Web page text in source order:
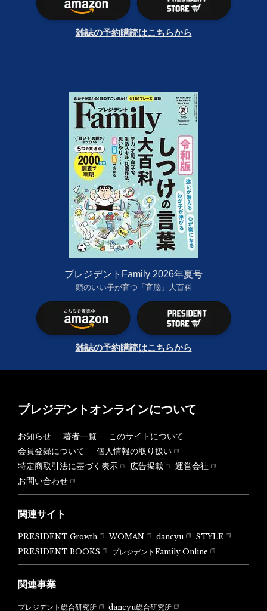
雑誌の予約購読はこちらから
プレジデントFamily 2026年夏号
頭のいい子が育つ「育脳」大百科
雑誌の予約購読はこちらから
プレジデントオンラインについて
お知らせ 著者一覧
このサイトについて
会員登録について
個人情報の取り扱い
特定商取引法に基づく表示
広告掲載
運営会社
お問い合わせ
関連サイト
PRESIDENT Growth WOMAN dancyu
STYLE
PRESIDENT BOOKS
プレジデントFamily Online
関連事業
プレジデント総合研究所 dancyu総合研究所